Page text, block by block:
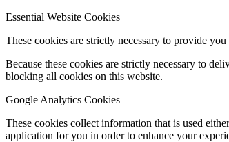
Essential Website Cookies
These cookies are strictly necessary to provide
Because these cookies are strictly necessary to
blocking all cookies on this website.
Google Analytics Cookies
These cookies collect information that is used
application for you in order to enhance your